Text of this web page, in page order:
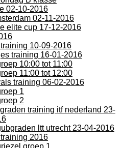
02-10-2016
02-11-2016
elite cup 17-12-2016
10-09-2016
training 16-01-2016
10:00 tot 11:00
11:00 tot 12:00
training 06-02-2016
1
2
graden training itf nederland 23-
ltt utrecht 23-04-2016
2016
groep 1